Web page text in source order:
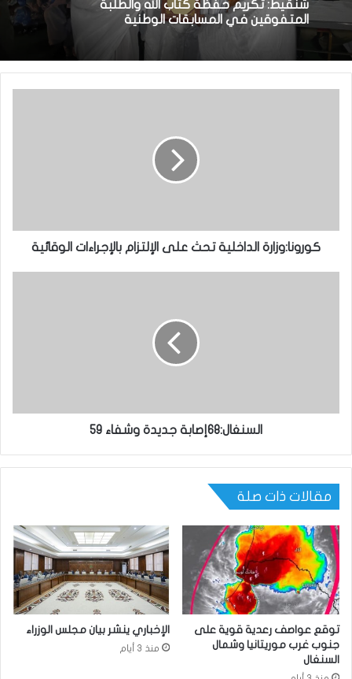
شنقيط: تكريم حفظة كتاب الله والطلبة
المتفوقين في المسابقات الوطنية
كورونا:وزارة الداخلية تحث على الإلتزام بالإجراءات الوقائية
السنغال:68إصابة جديدة وشفاء 59
مقالات ذات صلة
توقع عواصف رعدية قوية على
جنوب غرب موريتانيا وشمال
السنغال
الإخباري ينشر بيان مجلس الوزراء
منذ 3 أيام